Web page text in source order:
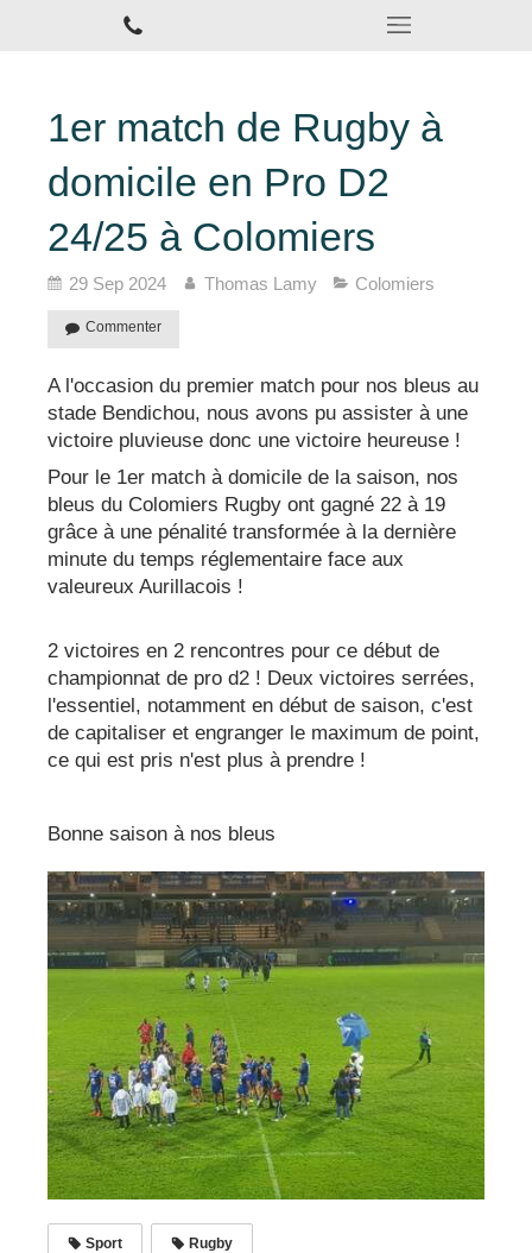
1er match de Rugby à
domicile en Pro D2
24/25 à Colomiers
29 Sep 2024 Thomas Lamy Colomiers
Commenter
A l'occasion du premier match pour nos bleus au
stade Bendichou, nous avons pu assister à une
victoire pluvieuse donc une victoire heureuse !
Pour le 1er match à domicile de la saison, nos
bleus du Colomiers Rugby ont gagné 22 à 19
grâce à une pénalité transformée à la dernière
minute du temps réglementaire face aux
valeureux Aurillacois !
2 victoires en 2 rencontres pour ce début de
championnat de pro d2 ! Deux victoires serrées,
l'essentiel, notamment en début de saison, c'est
de capitaliser et engranger le maximum de point,
ce qui est pris n'est plus à prendre !
Bonne saison à nos bleus
Sport Rugby